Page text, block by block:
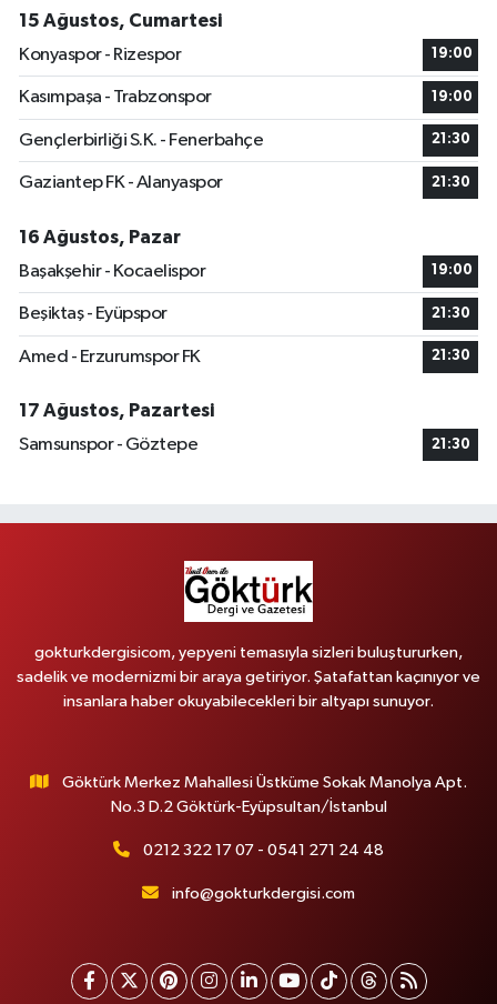
15 Ağustos, Cumartesi
Konyaspor - Rizespor
19:00
Kasımpaşa - Trabzonspor 19:00
Gençlerbirliği S.K. - Fenerbahçe 21:30
Gaziantep FK - Alanyaspor 21:30
16 Ağustos, Pazar
Başakşehir - Kocaelispor
19:00
Beşiktaş - Eyüpspor 21:30
Amed - Erzurumspor FK 21:30
17 Ağustos, Pazartesi
Samsunspor - Göztepe
21:30
gokturkdergisicom, yepyeni temasıyla sizleri buluştururken,
sadelik ve modernizmi bir araya getiriyor. Şatafattan kaçınıyor ve
insanlara haber okuyabilecekleri bir altyapı sunuyor.
Göktürk Merkez Mahallesi Üstküme Sokak Manolya Apt.
No.3 D.2 Göktürk-Eyüpsultan/İstanbul
0212 322 17 07 - 0541 271 24 48
info@gokturkdergisi.com